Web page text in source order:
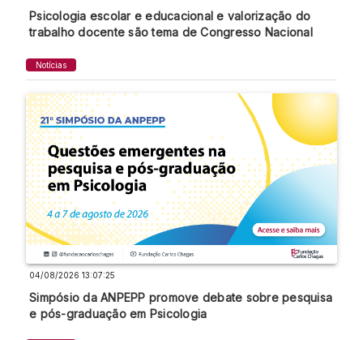
Psicologia escolar e educacional e valorização do
trabalho docente são tema de Congresso Nacional
Notícias
04/08/2026 13:07:25
Simpósio da ANPEPP promove debate sobre pesquisa
e pós-graduação em Psicologia